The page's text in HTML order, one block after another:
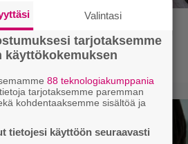
vuosien parhaista
arvio 8,8
Valintasi
tarjotaksemme
käyttökokemuksen
88 teknologiakumppania
tarjotaksemme paremman
kohdentaaksemme sisältöä ja
tietojesi käyttöön seuraavasti